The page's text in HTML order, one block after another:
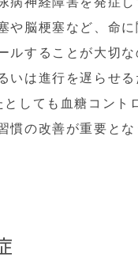
や脳梗塞など、命
ルすることが大切な
いは進行を遅らせ
しても血糖コント
慣の改善が重要とな